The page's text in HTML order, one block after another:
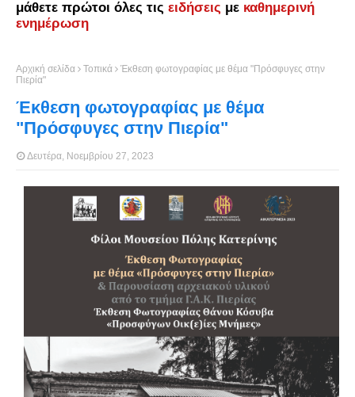
μάθετε πρώτοι όλες τις ειδήσεις με καθημερινή
ενημέρωση
Αρχική σελίδα Τοπικά
Έκθεση φωτογραφίας με θέμα "Πρόσφυγες στην
Πιερία"
Έκθεση φωτογραφίας με θέμα
"Πρόσφυγες στην Πιερία"
Δευτέρα, Νοεμβρίου 27, 2023